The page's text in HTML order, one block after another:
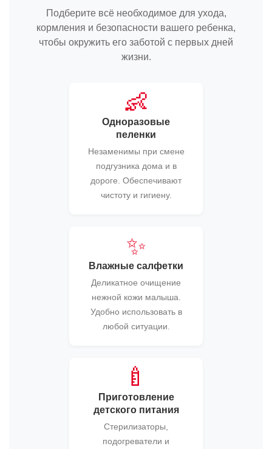
Подберите всё необходимое для ухода,
кормления и безопасности вашего ребенка,
чтобы окружить его заботой с первых дней
жизни.
👶
Одноразовые
пеленки
Незаменимы при смене
подгузника дома и в
дороге. Обеспечивают
чистоту и гигиену.
✨
Влажные салфетки
Деликатное очищение
нежной кожи малыша.
Удобно использовать в
любой ситуации.
🍼
Приготовление
детского питания
Стерилизаторы,
подогреватели и